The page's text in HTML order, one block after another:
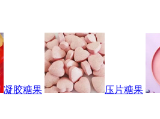
凝胶糖果 压片糖果